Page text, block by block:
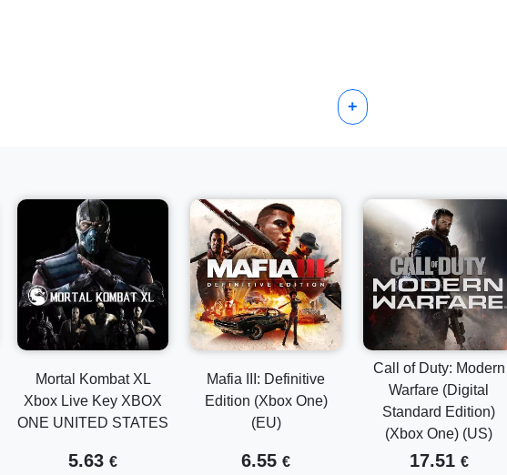
+
Mortal Kombat XL
Xbox Live Key XBOX
ONE UNITED STATES
5.63 €
Mafia III: Definitive
Edition (Xbox One)
(EU)
6.55 €
Call of Duty: Modern
Warfare (Digital
Standard Edition)
(Xbox One) (US)
17.51 €